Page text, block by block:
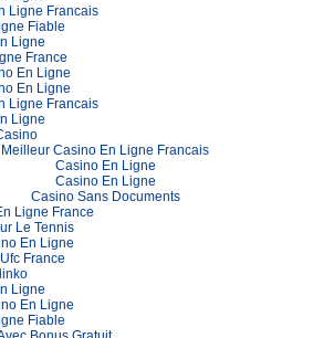
Ligne Francais
Fiable
Ligne
France
En Ligne
En Ligne
Ligne Francais
Ligne
Meilleur Casino En Ligne Francais
Casino En Ligne
Casino En Ligne
Casino Sans Documents
Ligne France
Le Tennis
En Ligne
France
Ligne
En Ligne
Fiable